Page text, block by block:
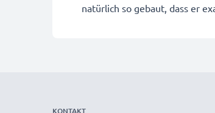
natürlich so gebaut, dass er
KONTAKT